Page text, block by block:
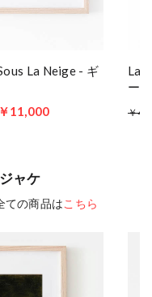
La Neige - ギ
11,000
ー
￥
ャケ
ての商品はこちら